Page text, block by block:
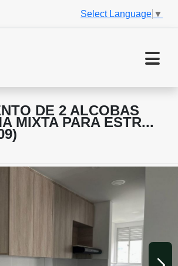
Select Language ▼
DE 2 ALCOBAS
MIXTA PARA ESTR...